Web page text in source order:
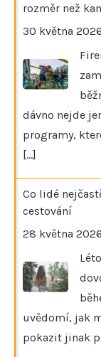
rozměr než
30 května 2026
dávno nejde
programy,
[...]
Co lidé
cestování
28 května 2026
uvědomí, jak
pokazit jinak